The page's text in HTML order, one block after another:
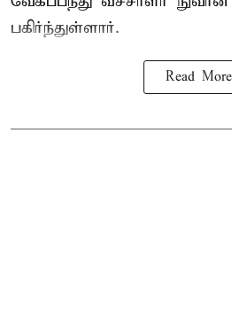
பகிர்ந்துள்ளார்.
Read More